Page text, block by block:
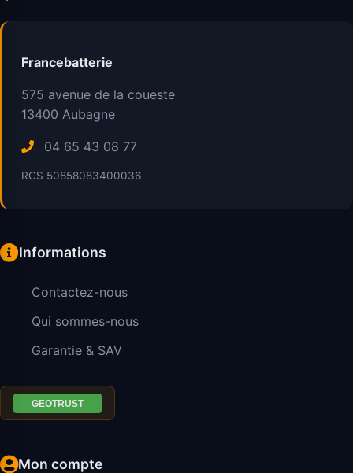
Francebatterie
575 avenue de la coueste
13400 Aubagne
04 65 43 08 77
RCS 50858083400036
Informations
Contactez-nous
Qui sommes-nous
Garantie & SAV
Mon compte